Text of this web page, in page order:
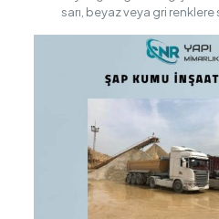
sarı, beyaz veya gri renklere